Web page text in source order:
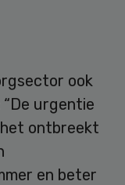
ook
urgentie
ontbreekt
en beter